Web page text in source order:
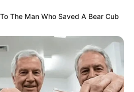
The Man Who Saved A Bear Cub